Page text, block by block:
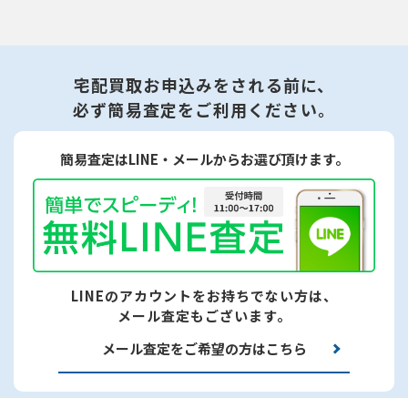
宅配買取お申込みをされる前に、
必ず簡易査定をご利用ください。
簡易査定はLINE・メールからお選び頂けます。
LINEのアカウントをお持ちでない方は、
メール査定もございます。
メール査定をご希望の方はこちら